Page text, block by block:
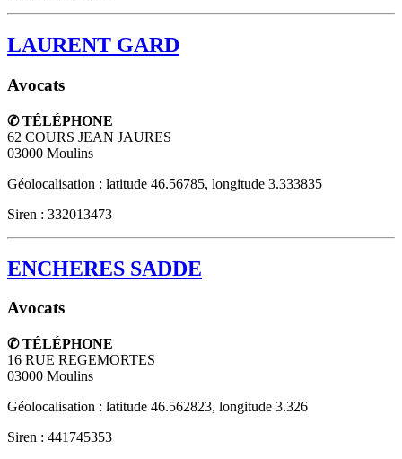
LAURENT GARD
Avocats
✆ TÉLÉPHONE
62 COURS JEAN JAURES
03000 Moulins
Géolocalisation : latitude 46.56785, longitude 3.333835
Siren : 332013473
ENCHERES SADDE
Avocats
✆ TÉLÉPHONE
16 RUE REGEMORTES
03000 Moulins
Géolocalisation : latitude 46.562823, longitude 3.326
Siren : 441745353